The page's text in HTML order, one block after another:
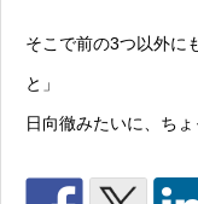
そこで前の3つ以外に
と」
日向徹みたいに、ち